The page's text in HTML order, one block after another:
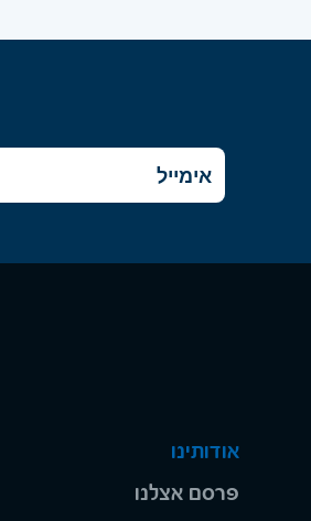
אודותינו
פרסם אצלנו